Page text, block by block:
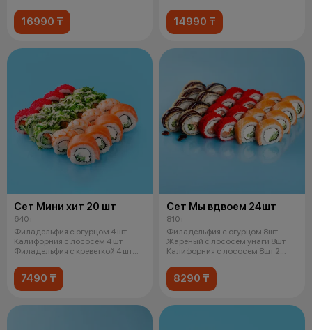
16990 ₸ 14990 ₸
Сет Мини хит 20 шт
640 г
Филадельфия с огурцом 4 шт
Калифорния с лососем 4 шт
Филадельфия с креветкой 4 шт
7490 ₸
Сет Мы вдвоем 24шт
810 г
Филадельфия с огурцом 8шт
Жареный с лососем унаги 8шт
Калифорния с лососем 8шт 2
8290 ₸